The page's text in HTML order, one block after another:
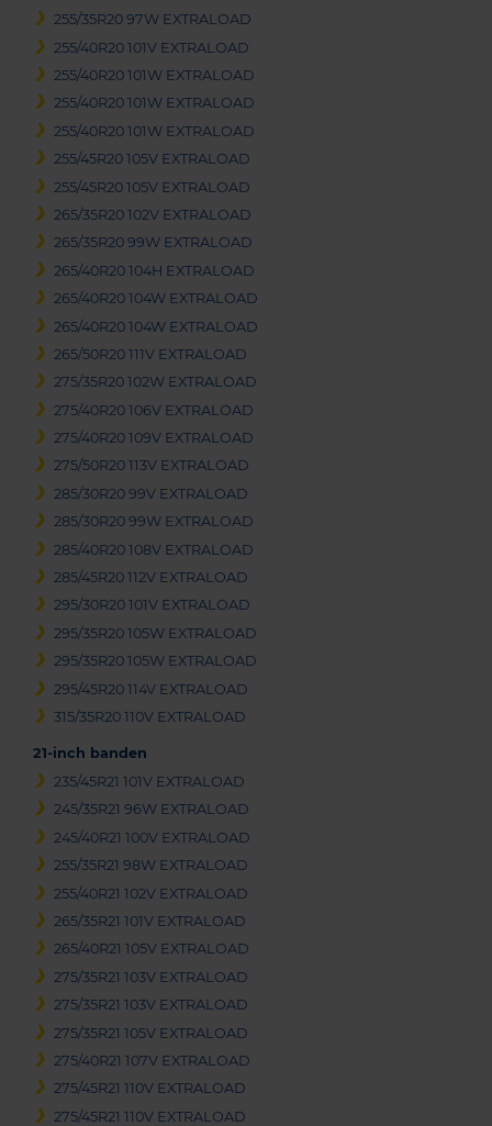
255/35R20 97W EXTRALOAD
255/40R20 101V EXTRALOAD
255/40R20 101W EXTRALOAD
255/40R20 101W EXTRALOAD
255/40R20 101W EXTRALOAD
255/45R20 105V EXTRALOAD
255/45R20 105V EXTRALOAD
265/35R20 102V EXTRALOAD
265/35R20 99W EXTRALOAD
265/40R20 104H EXTRALOAD
265/40R20 104W EXTRALOAD
265/40R20 104W EXTRALOAD
265/50R20 111V EXTRALOAD
275/35R20 102W EXTRALOAD
275/40R20 106V EXTRALOAD
275/40R20 109V EXTRALOAD
275/50R20 113V EXTRALOAD
285/30R20 99V EXTRALOAD
285/30R20 99W EXTRALOAD
285/40R20 108V EXTRALOAD
285/45R20 112V EXTRALOAD
295/30R20 101V EXTRALOAD
295/35R20 105W EXTRALOAD
295/35R20 105W EXTRALOAD
295/45R20 114V EXTRALOAD
315/35R20 110V EXTRALOAD
21-inch banden
235/45R21 101V EXTRALOAD
245/35R21 96W EXTRALOAD
245/40R21 100V EXTRALOAD
255/35R21 98W EXTRALOAD
255/40R21 102V EXTRALOAD
265/35R21 101V EXTRALOAD
265/40R21 105V EXTRALOAD
275/35R21 103V EXTRALOAD
275/35R21 103V EXTRALOAD
275/35R21 105V EXTRALOAD
275/40R21 107V EXTRALOAD
275/45R21 110V EXTRALOAD
275/45R21 110V EXTRALOAD